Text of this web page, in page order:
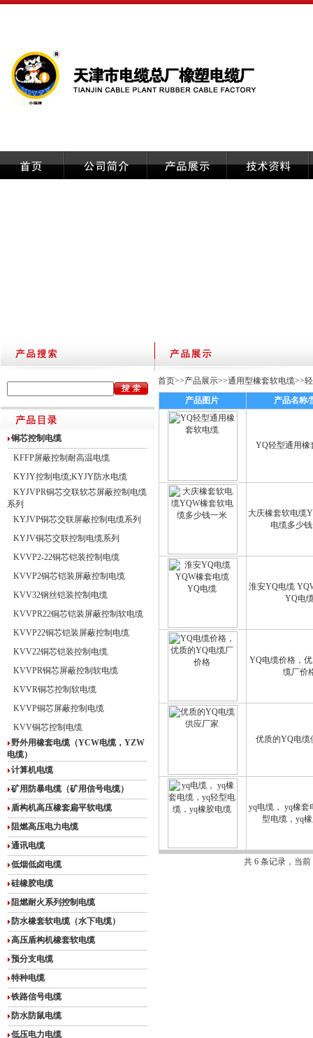
铜芯控制电缆
KFFP屏蔽控制耐高温电缆
KYJY控制电缆;KYJY防水电缆
KYJVPR铜芯交联软芯屏蔽控制电缆
系列
KYJVP铜芯交联屏蔽控制电缆系列
KYJV铜芯交联控制电缆系列
KVVP2-22铜芯铠装控制电缆
KVVP2铜芯铠装屏蔽控制电缆
KVV32钢丝铠装控制电缆
KVVPR22铜芯铠装屏蔽控制软电缆
KVVP22铜芯铠装屏蔽控制电缆
KVV22铜芯铠装控制电缆
KVVPR铜芯屏蔽控制软电缆
KVVR铜芯控制软电缆
KVVP铜芯屏蔽控制电缆
KVV铜芯控制电缆
野外用橡套电缆（YCW电缆，YZW
电缆）
计算机电缆
矿用防暴电缆（矿用信号电缆）
盾构机高压橡套扁平软电缆
阻燃高压电力电缆
通讯电缆
低烟低卤电缆
硅橡胶电缆
阻燃耐火系列控制电缆
防水橡套软电缆（水下电缆）
高压盾构机橡套软电缆
预分支电缆
特种电缆
铁路信号电缆
防水防鼠电缆
低压电力电缆
首页>>产品展示>>通用型橡套软电缆>>
产品图片
产品名称/
YQ轻型通用橡
大庆橡套软电缆
电缆多少
淮安YQ电缆
YQ电
YQ电缆价格，
缆厂价
优质的YQ电缆
yq电缆， yq橡套
型电缆，yq
共 6 条记录，当